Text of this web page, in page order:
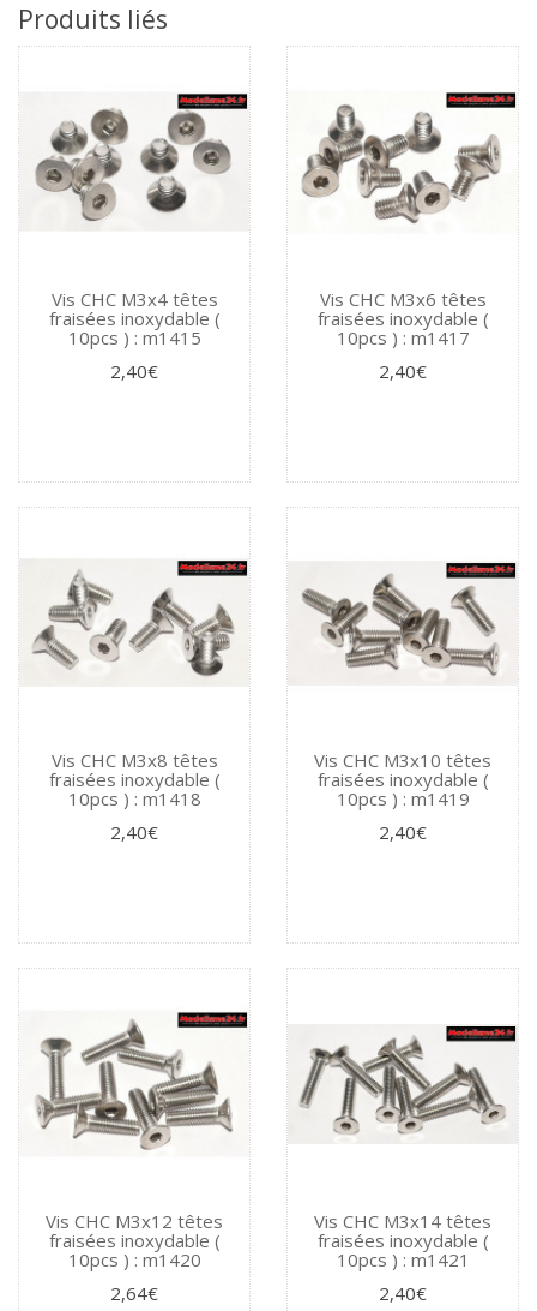
Produits liés
Vis CHC M3x4 têtes
fraisées inoxydable (
10pcs ) : m1415
2,40€
Vis CHC M3x6 têtes
fraisées inoxydable (
10pcs ) : m1417
2,40€
Vis CHC M3x8 têtes
fraisées inoxydable (
10pcs ) : m1418
2,40€
Vis CHC M3x10 têtes
fraisées inoxydable (
10pcs ) : m1419
2,40€
Vis CHC M3x12 têtes
fraisées inoxydable (
10pcs ) : m1420
2,64€
Vis CHC M3x14 têtes
fraisées inoxydable (
10pcs ) : m1421
2,40€